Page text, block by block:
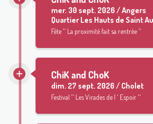
mer. 30 sept. 2026 / Angers
Quartier Les Hauts de Saint
Fête '' La proximité fait sa rentrée ''
ChiK and ChoK
dim. 27 sept. 2026 / Cholet
Festival '' Les Virades de l ' Espoir ''